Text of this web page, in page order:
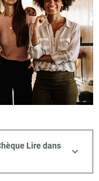
Lire dans